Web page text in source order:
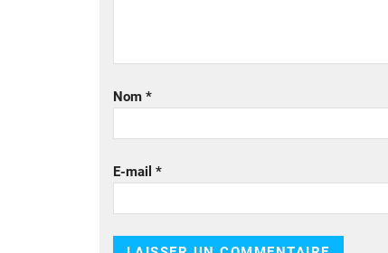
Nom *
E-mail *